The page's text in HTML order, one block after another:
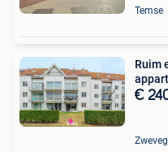
Temse
Ruim
€